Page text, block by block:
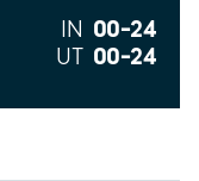
IN 00–24
UT 00–24